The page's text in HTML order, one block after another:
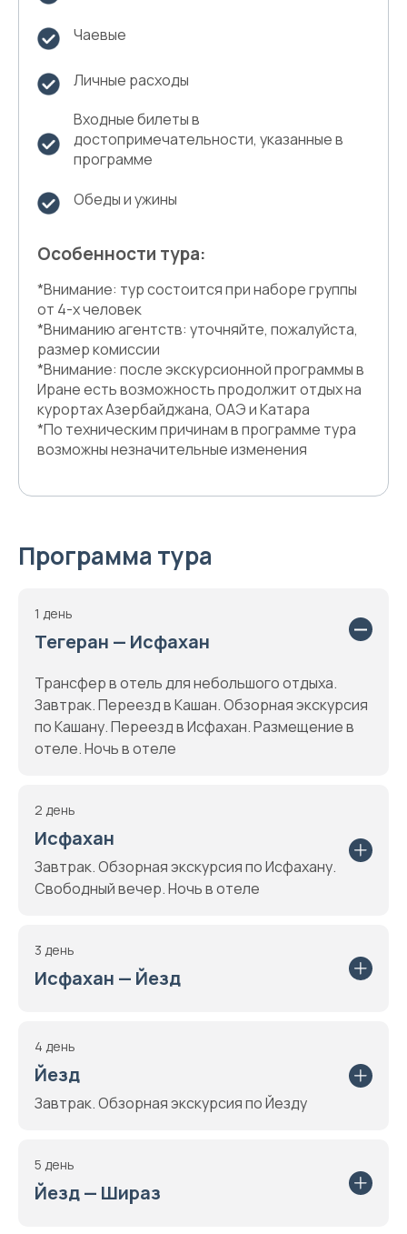
Чаевые
Личные расходы
Входные билеты в
достопримечательности, указанные в
программе
Обеды и ужины
Особенности тура:
*Внимание: тур состоится при наборе группы
от 4-х человек
*Вниманию агентств: уточняйте, пожалуйста,
размер комиссии
*Внимание: после экскурсионной программы в
Иране есть возможность продолжит отдых на
курортах Азербайджана, ОАЭ и Катара
*По техническим причинам в программе тура
возможны незначительные изменения
Программа тура
1 день
Тегеран — Исфахан
Трансфер в отель для небольшого отдыха.
Завтрак. Переезд в Кашан. Обзорная экскурсия
по Кашану. Переезд в Исфахан. Размещение в
отеле. Ночь в отеле
2 день
Исфахан
Завтрак. Обзорная экскурсия по Исфахану.
Свободный вечер. Ночь в отеле
3 день
Исфахан — Йезд
4 день
Йезд
Завтрак. Обзорная экскурсия по Йезду
5 день
Йезд — Шираз